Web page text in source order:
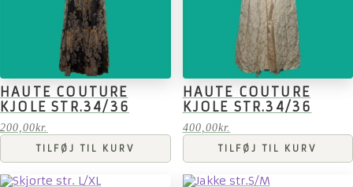
HAUTE COUTURE
KJOLE STR.34/36
200,00kr.
TILFØJ TIL KURV
HAUTE COUTURE
KJOLE STR.34/36
400,00kr.
TILFØJ TIL KURV